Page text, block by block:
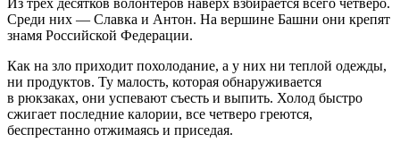
Среди них — Славка и Антон. На вершине Башни они крепят
знамя Российской Федерации.
Как на зло приходит похолодание, а у них ни теплой одежды,
ни продуктов. Ту малость, которая обнаруживается
в рюкзаках, они успевают съесть и выпить. Холод быстро
сжигает последние калории, все четверо греются,
беспрестанно отжимаясь и приседая.